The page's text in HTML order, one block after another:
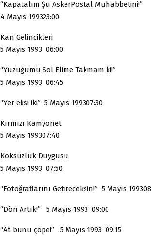
“Kapatalım Şu AskerPostal Muhabbetini!”
4 Mayıs 199323:00
Kan Gelincikleri
5 Mayıs 1993 06:00
“Yüzüğümü Sol Elime Takmam ki!”
5 Mayıs 1993 06:45
“Yer eksi iki” 5 Mayıs 199307:30
Kırmızı Kamyonet
5 Mayıs 199307:40
Köksüzlük Duygusu
5 Mayıs 1993 07:50
“Fotoğraflarını Getireceksin!” 5 Mayıs
“Dön Artık!” 5 Mayıs 1993 09:00
“At bunu çöpe!” 5 Mayıs 1993 09:15